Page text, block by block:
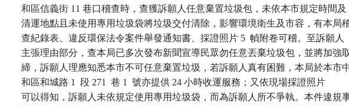
    和區信義街 11 巷口稽查時，查獲訴願人任意棄置垃圾包，未依本市規定時間及
清運地點且未使用專用垃圾袋將垃圾交付清除，影響環境衛生及市容，有本局
    查紀錄表、違反環保法令案件舉發通知書、採證照片 5  幀附卷可稽。至訴願人
主張理由部分，查本局已多次發布新聞宣導民眾勿任意丟棄垃圾包，並將加強
締，訴願人理應知悉本市不可任意棄置垃圾，若訴願人真有困難，本局於本市
    和區和城路 1  段 271  巷 1  號亦提供 24 小時收運服務；又依現場採證照片
可以得知，訴願人未依規定使用專用垃圾袋，而為訴願人所不爭執。本件違規